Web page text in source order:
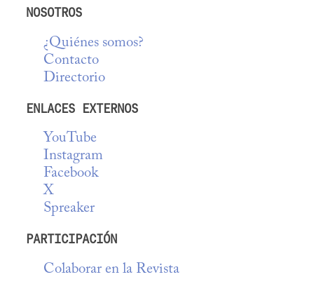
NOSOTROS
¿Quiénes somos?
Contacto
Directorio
ENLACES EXTERNOS
YouTube
Instagram
Facebook
X
Spreaker
PARTICIPACIÓN
Colaborar en la Revista